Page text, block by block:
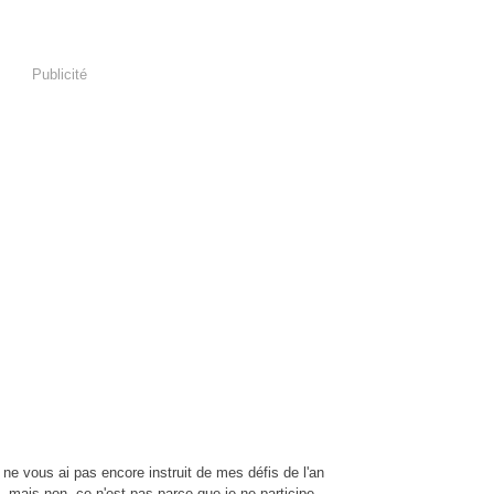
Publicité
vous ai pas encore instruit de mes défis de l'an